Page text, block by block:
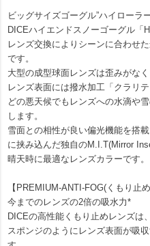
ビッグサイズゴーグル”ハイローラ
DICEハイエンドスノーゴーグル「
レンズ交換によりシーンに合わせ
です。
大型の成型球面レンズは歪みがなく
レンズ表面には撥水加工「クラリ
どの悪天候でもレンズへの水滴や
します。
雪面との相性が良い偏光機能を搭
に挟み込んだ独自のM.I.T(Mirror
晴天時に最適なレンズカラーです。
【PREMIUM-ANTI-FOG(くもり止め
今までのレンズの2倍の吸水力*
DICEの高性能くもり止めレンズは
スポンジのようにレンズ表面が吸